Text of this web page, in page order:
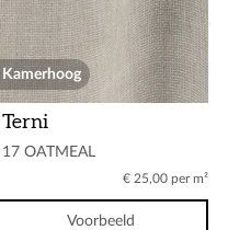
Kamerhoog
Terni
17 OATMEAL
€ 25,00 per m²
Voorbeeld